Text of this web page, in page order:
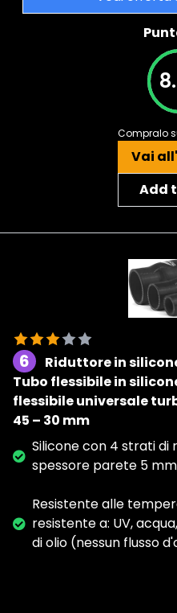
Compralo
Vai
Add
6
Riduttore in
Tubo flessibile in
flessibile universale
45 – 30 mm
Silicone con 4 strati di
spessore parete 5
Resistente alle
resistente a: UV,
di olio (nessun flusso